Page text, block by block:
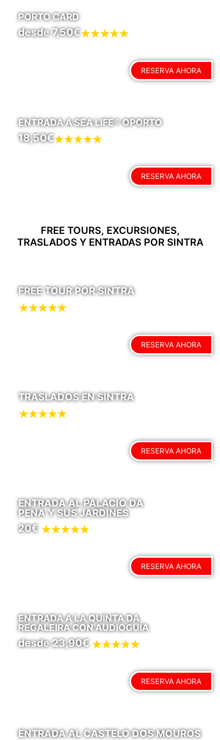
PORTO CARD
desde 7,50€
RESERVA AHORA
ENTRADA A SEA LIFE® OPORTO
18,50€
RESERVA AHORA
FREE TOURS, EXCURSIONES,
TRASLADOS Y ENTRADAS POR SINTRA
FREE TOUR POR SINTRA
RESERVA AHORA
TRASLADOS EN SINTRA
RESERVA AHORA
ENTRADA AL PALACIO DA
PENA Y SUS JARDINES
20€
RESERVA AHORA
ENTRADA A LA QUINTA DA
REGALEIRA CON AUDIOGUÍA
desde 23,90€
RESERVA AHORA
ENTRADA AL CASTELO DOS MOUROS